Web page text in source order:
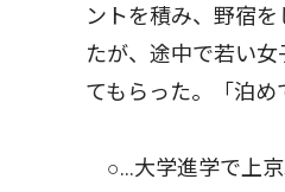
ントを積み、野宿
たが、途中で若い
てもらった。「泊め
○…大学進学で上京